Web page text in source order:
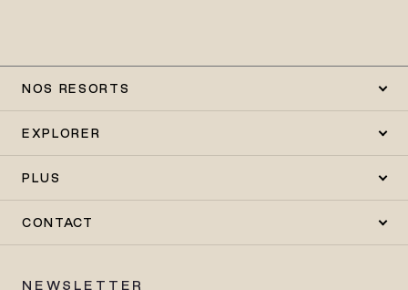
NOS RESORTS
EXPLORER
PLUS
CONTACT
NEWSLETTER